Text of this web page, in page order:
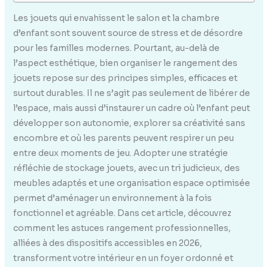
Les jouets qui envahissent le salon et la chambre
d’enfant sont souvent source de stress et de désordre
pour les familles modernes. Pourtant, au-delà de
l’aspect esthétique, bien organiser le rangement des
jouets repose sur des principes simples, efficaces et
surtout durables. Il ne s’agit pas seulement de libérer de
l’espace, mais aussi d’instaurer un cadre où l’enfant peut
développer son autonomie, explorer sa créativité sans
encombre et où les parents peuvent respirer un peu
entre deux moments de jeu. Adopter une stratégie
réfléchie de stockage jouets, avec un tri judicieux, des
meubles adaptés et une organisation espace optimisée
permet d’aménager un environnement à la fois
fonctionnel et agréable. Dans cet article, découvrez
comment les astuces rangement professionnelles,
alliées à des dispositifs accessibles en 2026,
transforment votre intérieur en un foyer ordonné et